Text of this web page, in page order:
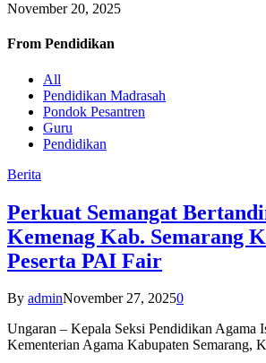
November 20, 2025
From Pendidikan
All
Pendidikan Madrasah
Pondok Pesantren
Guru
Pendidikan
Berita
Perkuat Semangat
Kemenag Kab. Semarang
Peserta PAI Fair
By adminNovember 27, 20250
Ungaran – Kepala Seksi Pendidikan Agama
Kementerian Agama Kabupaten Semarang,